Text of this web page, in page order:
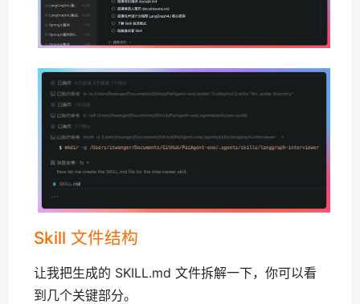
Skill 文件结构
让我把生成的 SKILL.md 文件拆解一下，你可以看
到几个关键部分。